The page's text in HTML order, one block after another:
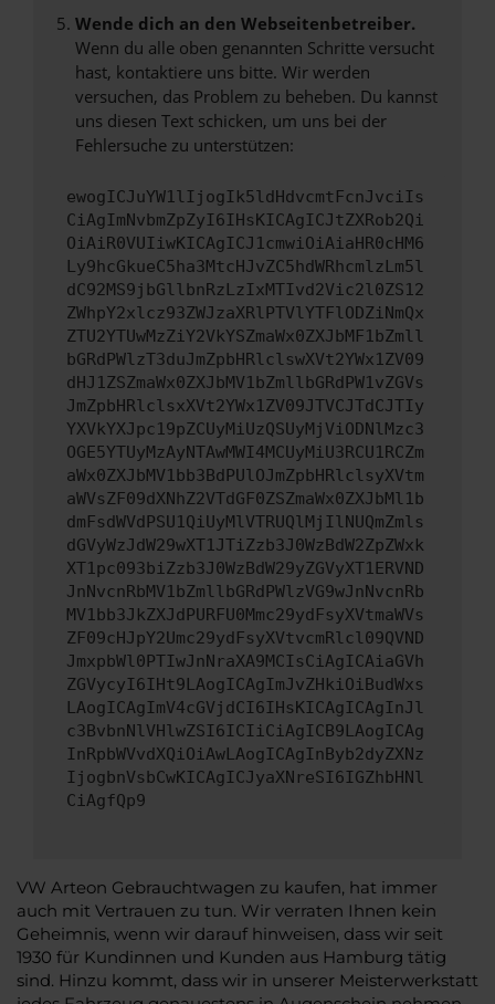
Wende dich an den Webseitenbetreiber.
Wenn du alle oben genannten Schritte versucht
hast, kontaktiere uns bitte. Wir werden
versuchen, das Problem zu beheben. Du kannst
uns diesen Text schicken, um uns bei der
Fehlersuche zu unterstützen:
ewogICJuYW1lIjogIk5ldHdvcmtFcnJvciIs
CiAgImNvbmZpZyI6IHsKICAgICJtZXRob2Qi
OiAiR0VUIiwKICAgICJ1cmwiOiAiaHR0cHM6
Ly9hcGkueC5ha3MtcHJvZC5hdWRhcmlzLm5l
dC92MS9jbGllbnRzLzIxMTIvd2Vic2l0ZS12
ZWhpY2xlcz93ZWJzaXRlPTVlYTFlODZiNmQx
ZTU2YTUwMzZiY2VkYSZmaWx0ZXJbMF1bZmll
bGRdPWlzT3duJmZpbHRlclswXVt2YWx1ZV09
dHJ1ZSZmaWx0ZXJbMV1bZmllbGRdPW1vZGVs
JmZpbHRlclsxXVt2YWx1ZV09JTVCJTdCJTIy
YXVkYXJpc19pZCUyMiUzQSUyMjViODNlMzc3
OGE5YTUyMzAyNTAwMWI4MCUyMiU3RCU1RCZm
aWx0ZXJbMV1bb3BdPUlOJmZpbHRlclsyXVtm
aWVsZF09dXNhZ2VTdGF0ZSZmaWx0ZXJbMl1b
dmFsdWVdPSU1QiUyMlVTRUQlMjIlNUQmZmls
dGVyWzJdW29wXT1JTiZzb3J0WzBdW2ZpZWxk
XT1pc093biZzb3J0WzBdW29yZGVyXT1ERVND
JnNvcnRbMV1bZmllbGRdPWlzVG9wJnNvcnRb
MV1bb3JkZXJdPURFU0Mmc29ydFsyXVtmaWVs
ZF09cHJpY2Umc29ydFsyXVtvcmRlcl09QVND
JmxpbWl0PTIwJnNraXA9MCIsCiAgICAiaGVh
ZGVycyI6IHt9LAogICAgImJvZHkiOiBudWxs
LAogICAgImV4cGVjdCI6IHsKICAgICAgInJl
c3BvbnNlVHlwZSI6ICIiCiAgICB9LAogICAg
InRpbWVvdXQiOiAwLAogICAgInByb2dyZXNz
IjogbnVsbCwKICAgICJyaXNreSI6IGZhbHNl
CiAgfQp9
VW Arteon Gebrauchtwagen zu kaufen, hat immer
auch mit Vertrauen zu tun. Wir verraten Ihnen kein
Geheimnis, wenn wir darauf hinweisen, dass wir seit
1930 für Kundinnen und Kunden aus Hamburg tätig
sind. Hinzu kommt, dass wir in unserer Meisterwerkstatt